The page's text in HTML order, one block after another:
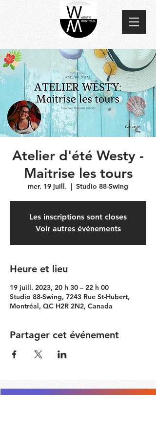
Atelier d'été Westy -
Maitrise les tours
mer. 19 juill.
  |
Studio 88-Swing
Les inscriptions sont closes
Voir autres événements
Heure et lieu
19 juill. 2023, 20 h 30 – 22 h 00
Studio 88-Swing, 7243 Rue St-Hubert,
Montréal, QC H2R 2N2, Canada
Partager cet événement